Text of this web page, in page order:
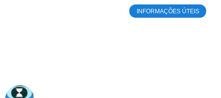
INFORMAÇÕES ÚTEIS